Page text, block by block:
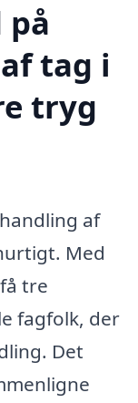
på
tag i
tryg
af
Med
tre
fagfolk, der
Det